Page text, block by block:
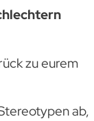
zu eurem
ab,